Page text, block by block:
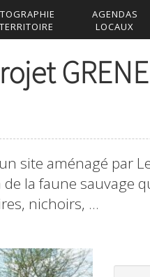
AGENDAS
LOCAUX
GRENE
site aménagé par
la faune sauvage
nichoirs, …